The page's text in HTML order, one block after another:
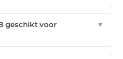
geschikt voor
▼